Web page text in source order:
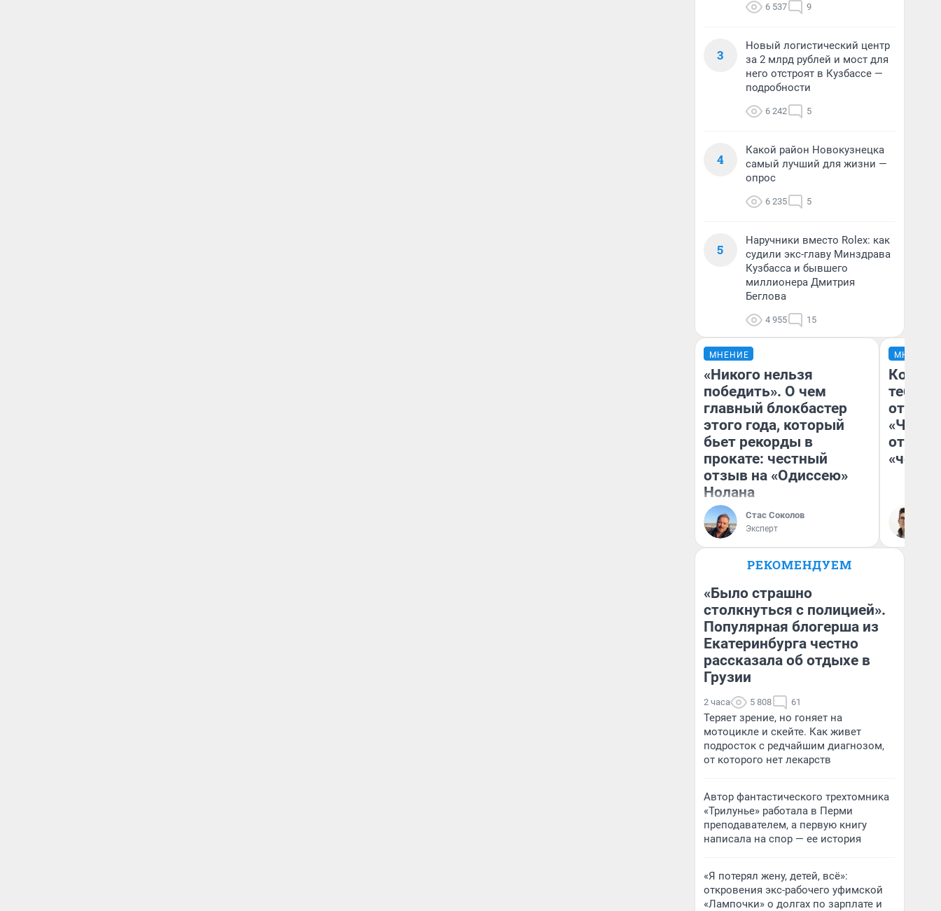
6 537 9
3
Новый логистический центр
за 2 млрд рублей и мост для
него отстроят в Кузбассе —
подробности
6 242 5
4
Какой район Новокузнецка
самый лучший для жизни —
опрос
6 235 5
5
Наручники вместо Rolex: как
судили экс-главу Минздрава
Кузбасса и бывшего
миллионера Дмитрия
Беглова
4 955 15
МНЕНИЕ
«Никого нельзя
победить». О чем
главный блокбастер
этого года, который
бьет рекорды в
прокате: честный
отзыв на «Одиссею»
Нолана
Стас Соколов
Эксперт
МНЕНИЕ
тебя
отзыв
РЕКОМЕНДУЕМ
«Было страшно
столкнуться с полицией».
Популярная блогерша из
Екатеринбурга честно
рассказала об отдыхе в
Грузии
2 часа 5 808 61
Теряет зрение, но гоняет на
мотоцикле и скейте. Как живет
подросток с редчайшим диагнозом,
от которого нет лекарств
Автор фантастического трехтомника
«Трилунье» работала в Перми
преподавателем, а первую книгу
написала на спор — ее история
«Я потерял жену, детей, всё»:
откровения экс-рабочего уфимской
«Лампочки» о долгах по зарплате и